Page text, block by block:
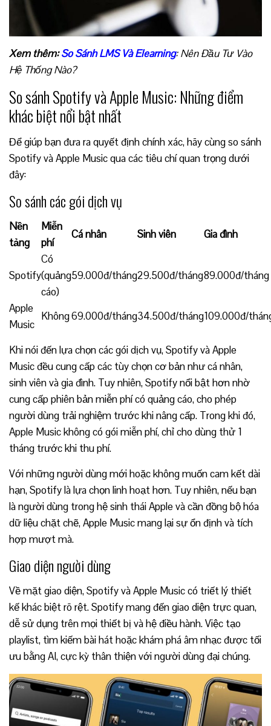
Xem thêm:So Sánh LMS Và Elearning: Nên Đầu Tư Vào
Hệ Thống Nào?
So sánh Spotify và Apple Music: Những điểm
khác biệt nổi bật nhất
Để giúp bạn đưa ra quyết định chính xác, hãy cùng so sánh
Spotify và Apple Music qua các tiêu chí quan trọng dưới
đây:
So sánh các gói dịch vụ
Nền
tảng
Miễn
phí
Cá nhân Sinh viên Gia đình
Spotify
Có
(quảng
cáo)
59.000đ/tháng29.500đ/tháng89.000đ/tháng
Apple
Music
Không69.000đ/tháng34.500đ/tháng109.000đ/
Khi nói đến lựa chọn các gói dịch vụ, Spotify và Apple
Music đều cung cấp các tùy chọn cơ bản như cá nhân,
sinh viên và gia đình. Tuy nhiên, Spotify nổi bật hơn nhờ
cung cấp phiên bản miễn phí có quảng cáo, cho phép
người dùng trải nghiệm trước khi nâng cấp. Trong khi đó,
Apple Music không có gói miễn phí, chỉ cho dùng thử 1
tháng trước khi thu phí.
Với những người dùng mới hoặc không muốn cam kết dài
hạn, Spotify là lựa chọn linh hoạt hơn. Tuy nhiên, nếu bạn
là người dùng trong hệ sinh thái Apple và cần đồng bộ hóa
dữ liệu chặt chẽ, Apple Music mang lại sự ổn định và tích
hợp mượt mà.
Giao diện người dùng
Về mặt giao diện, Spotify và Apple Music có triết lý thiết
kế khác biệt rõ rệt. Spotify mang đến giao diện trực quan,
dễ sử dụng trên mọi thiết bị và hệ điều hành. Việc tạo
playlist, tìm kiếm bài hát hoặc khám phá âm nhạc được tối
ưu bằng AI, cực kỳ thân thiện với người dùng đại chúng.